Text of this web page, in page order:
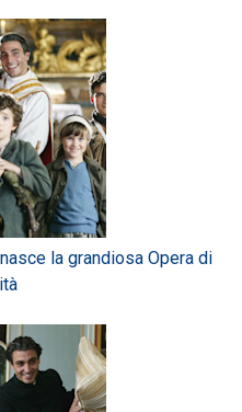
la grandiosa Opera di